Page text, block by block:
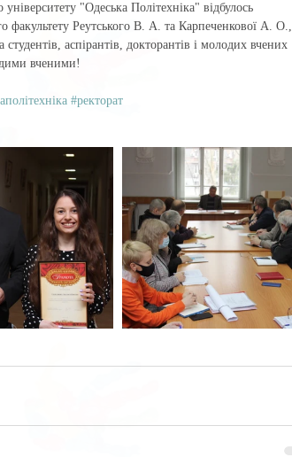
"Одеська Політехніка" відбулось
факультету Реутського В. А. та Карпеченкової А. О.,
аспірантів, докторантів і молодих вчених
вченими!
#ректорат